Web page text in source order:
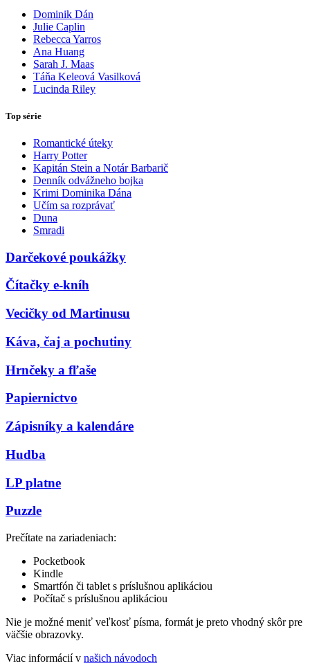
Dominik Dán
Julie Caplin
Rebecca Yarros
Ana Huang
Sarah J. Maas
Táňa Keleová Vasilková
Lucinda Riley
Top série
Romantické úteky
Harry Potter
Kapitán Stein a Notár Barbarič
Denník odvážneho bojka
Krimi Dominika Dána
Učím sa rozprávať
Duna
Smradi
Darčekové poukážky
Čítačky e-kníh
Vecičky od Martinusu
Káva, čaj a pochutiny
Hrnčeky a fľaše
Papiernictvo
Zápisníky a kalendáre
Hudba
LP platne
Puzzle
Prečítate na zariadeniach:
Pocketbook
Kindle
Smartfón či tablet s príslušnou aplikáciou
Počítač s príslušnou aplikáciou
Nie je možné meniť veľkosť písma, formát je preto vhodný skôr pre
väčšie obrazovky.
Viac informácií v našich návodoch